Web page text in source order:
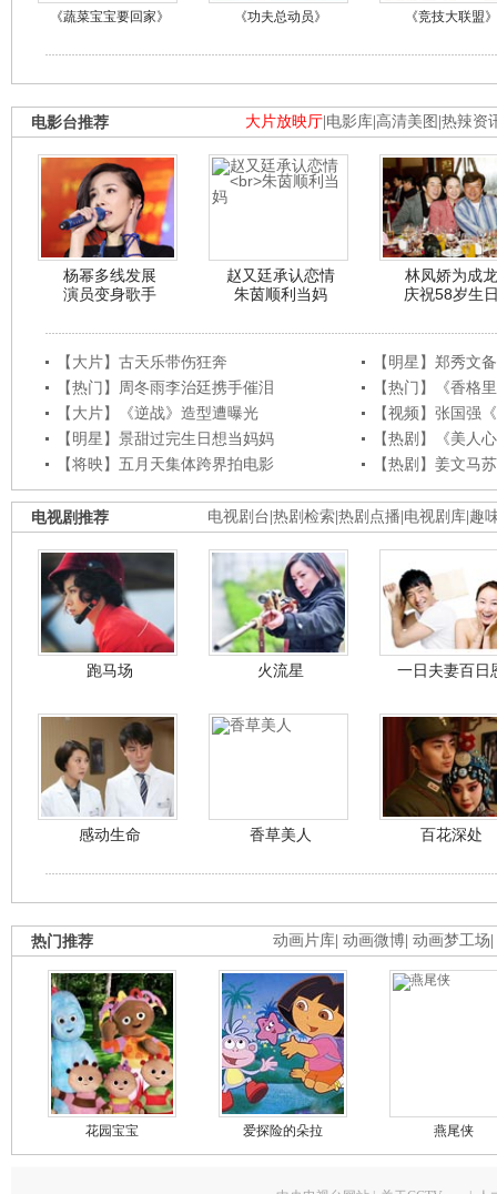
《蔬菜宝宝要回家》 《功夫总动员》 《竞技大联盟》
大片放映厅 电影库 高清美图 热辣资
电影台推荐
杨幂多线发展
演员变身歌手
赵又廷承认恋情
朱茵顺利当妈
林凤娇为成龙
庆祝58岁生
【大片】古天乐带伤狂奔
【明星】郑秀文
【热门】周冬雨李治廷携手催泪
【热门】《香格
【大片】《逆战》造型遭曝光
【视频】张国强
【明星】景甜过完生日想当妈妈
【热剧】《美人
【将映】五月天集体跨界拍电影
【热剧】姜文马
电视剧台 热剧检索 热剧点播 电视剧库 趣
电视剧推荐
跑马场 火流星 一日夫妻百日
感动生命 香草美人 百花深处
动画片库 动画微博 动画梦工场
热门推荐
花园宝宝 爱探险的朵拉 燕尾侠